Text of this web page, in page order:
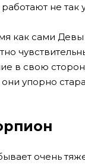
не так
как сами
в свою
упорно
очень